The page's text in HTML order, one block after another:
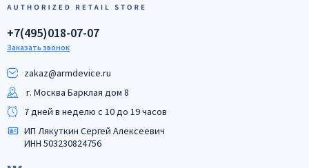
+7(495)018-07-07
Заказать звонок
zakaz@armdeviсe.ru
г. Москва Барклая дом 8
7 дней в неделю с 10 до 19 часов
ИП Лякуткин Сергей Алексеевич
ИНН 503230824756